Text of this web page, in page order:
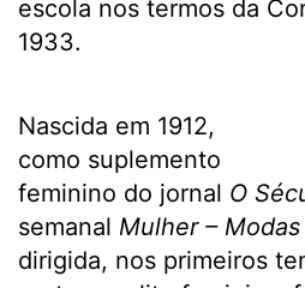
escola nos termos da
1933.
Nascida em 1912,
como suplemento
feminino do jornal O
semanal Mulher –
dirigida, nos primeiros